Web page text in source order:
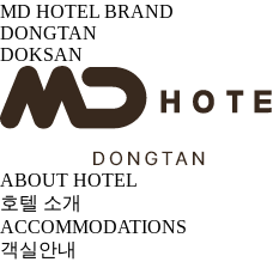
MD HOTEL BRAND
DONGTAN
DOKSAN
ABOUT HOTEL
호텔 소개
ACCOMMODATIONS
객실안내